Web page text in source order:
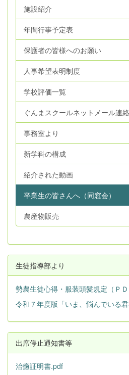
施設紹介
年間行事予定表
保護者の皆様へのお願い
人事希望表明制度
学校評価一覧
ぐんまスクールネットメール連
事務室より
新学科の構成
紹介された動画
卒業生の皆さんへ（同窓会）
農産物販売
生徒指導部より
勢農生徒心得・服装頭髪規定（Ｐ
令和７年度版「いま、悩んでいる
出席停止通知書等
治癒証明書.pdf